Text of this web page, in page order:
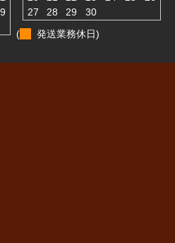
27
28 29
30
(
発送業務休日)